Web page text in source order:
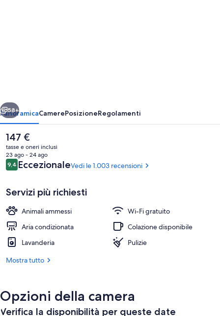
Hall
Avanti
58+
PanoramicaCamerePosizioneRegolamenti
Il
prezzo
attuale
è
147 €
147 €
tasse e oneri inclusi
23 ago - 24 ago
Recensioni
9,49,4 su 10
EccezionaleVedi le 1.003 recensioni
Servizi più richiesti
Animali ammessi
Wi-Fi gratuito
Aria condizionata
Colazione disponibile
Lavanderia
Pulizie
Mostra tutto
Opzioni della camera
Verifica la disponibilità per queste date